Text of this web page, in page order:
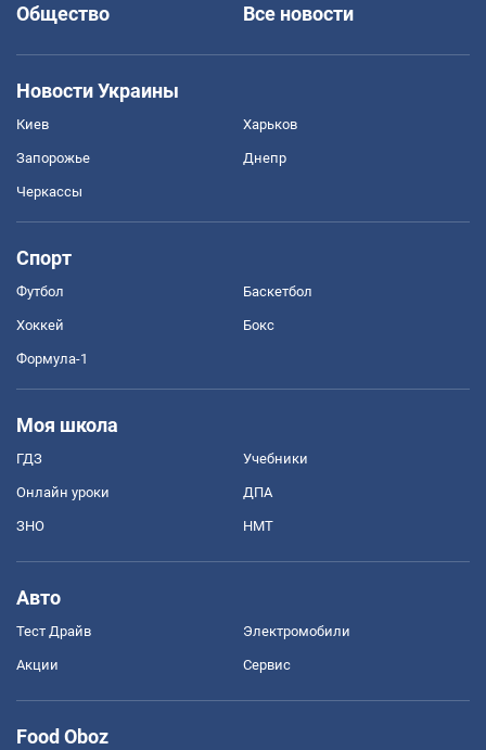
Общество
Все новости
Новости Украины
Киев Харьков
Запорожье Днепр
Черкассы
Спорт
Футбол Баскетбол
Хоккей Бокс
Формула-1
Моя школа
ГДЗ Учебники
Онлайн уроки ДПА
ЗНО НМТ
Авто
Тест Драйв Электромобили
Акции Сервис
Food Oboz